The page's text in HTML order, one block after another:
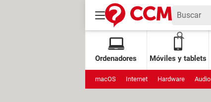
Ordenadores Móviles y tablets
macOS Internet Hardware Audio